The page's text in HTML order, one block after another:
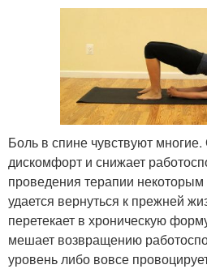
Боль в спине чувствуют
дискомфорт и снижает
проведения терапии
удается вернуться к прежней
перетекает в хроническую
мешает возвращению
уровень либо вовсе